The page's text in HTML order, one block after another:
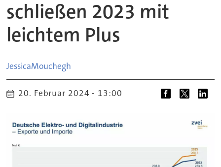
schließen 2023 mit
leichtem Plus
JessicaMouchegh
20. Februar 2024 - 13:00